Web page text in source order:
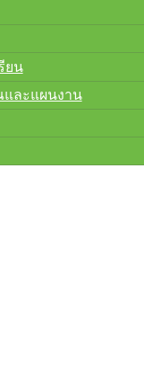
ารมณ์
นธรรม No Gift Policy
สี่ยง
นความเสี่ยง
มและความโปร่งใส
ป้องกันการทุจริต
เสริมคุณธรรมเเละค
ยน
ละแผนงาน